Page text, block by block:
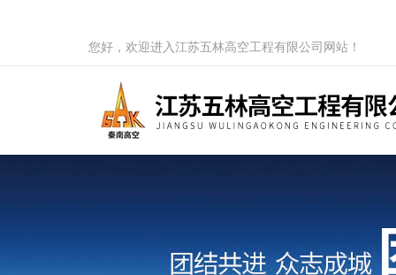
您好，欢迎进入江苏五林高空工程有限公司网站！